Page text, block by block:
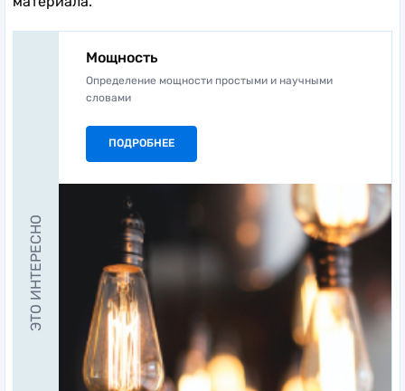
ЭТО ИНТЕРЕСНО
Мощность
Определение мощности простыми и научными
словами
ПОДРОБНЕЕ